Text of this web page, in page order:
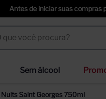
Antes de iniciar suas compras
você procura?
Sem álcool
Saint Georges 750ml